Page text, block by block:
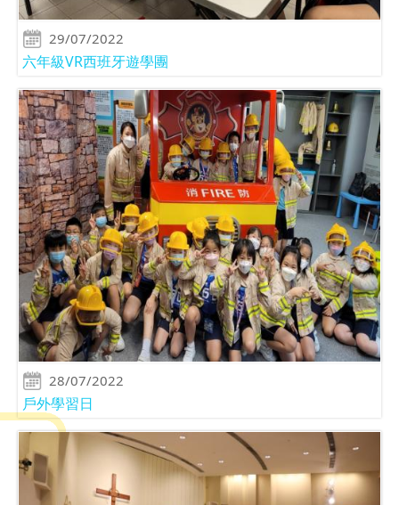
29/07/2022
六年級VR西班牙遊學團
28/07/2022
戶外學習日